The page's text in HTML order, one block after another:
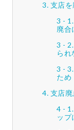
支店
廃合
られ
ため
支店
ップ